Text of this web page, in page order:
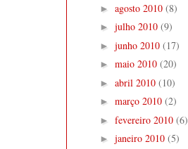
► agosto 2010 (8)
► julho 2010 (9)
► junho 2010 (17)
► maio 2010 (20)
► abril 2010 (10)
► março 2010 (2)
► fevereiro 2010 (6)
► janeiro 2010 (5)